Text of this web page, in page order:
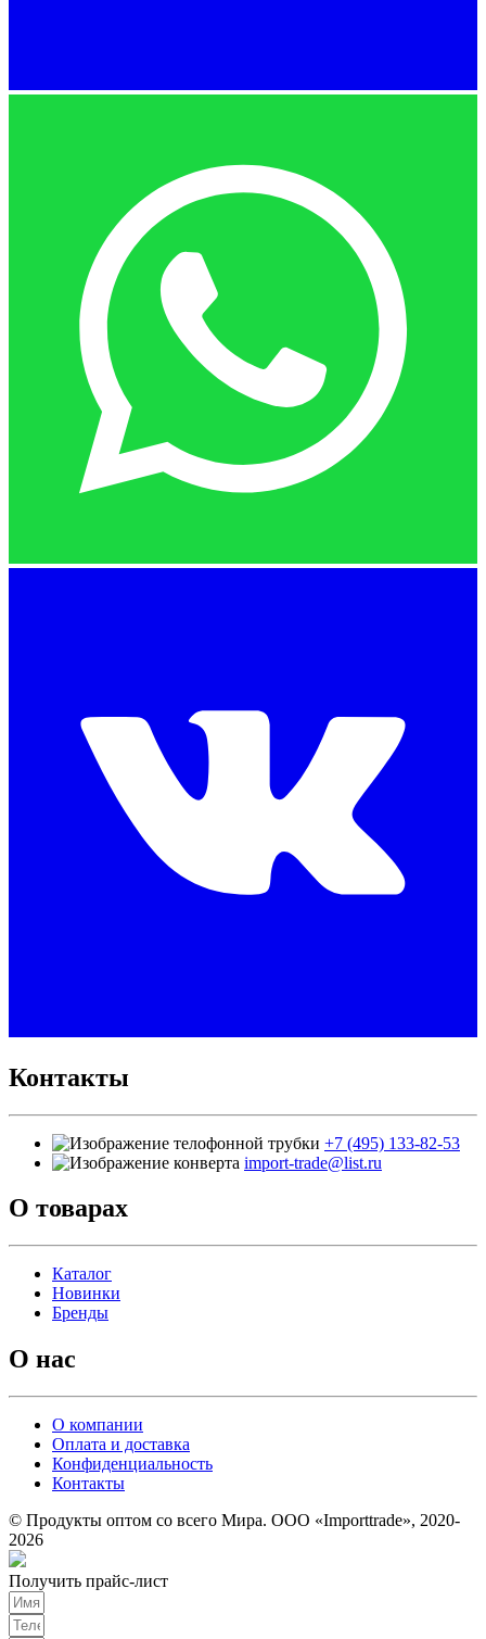
Контакты
+7 (495) 133-82-53
import-trade@list.ru
О товарах
Каталог
Новинки
Бренды
О нас
О компании
Оплата и доставка
Конфиденциальность
Контакты
© Продукты оптом со всего Мира. ООО «Importtrade», 2020-
2026
Получить прайс-лист